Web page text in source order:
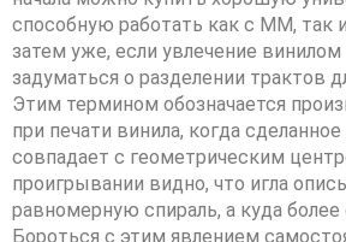
способную работать как с ММ, так
затем уже, если увлечение
задуматься о разделении трактов
Этим термином обозначается
при печати винила, когда
совпадает с геометрическим
проигрывании видно, что игла
равномерную спираль, а куда
Бороться с этим явлением